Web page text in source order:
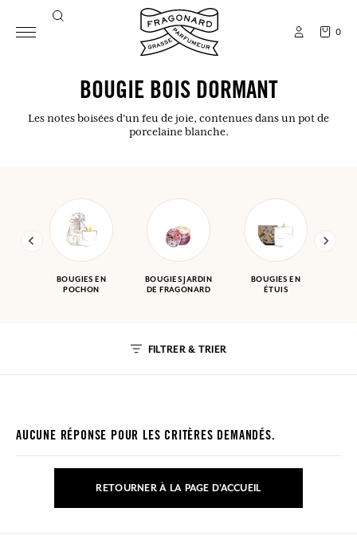
0
BOUGIE BOIS DORMANT
Les notes boisées d'un feu de joie, contenues dans un pot de
porcelaine blanche.
BOUGIES EN
POCHON
BOUGIES JARDIN
DE FRAGONARD
BOUGIES EN
ÉTUIS
FILTRER & TRIER
AUCUNE RÉPONSE POUR LES CRITÈRES DEMANDÉS.
RETOURNER À LA PAGE D'ACCUEIL